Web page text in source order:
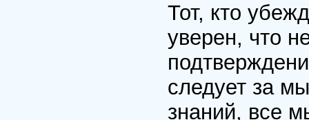
Тот, кто
уверен, что
следует за
знаний, все